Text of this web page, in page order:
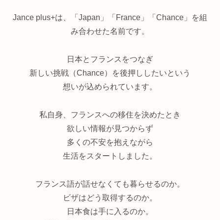
Jance plus+は、「Japan」「France」「Chance」を組
み合わせた名前です。
日本とフランスをつなぎ
新しい挑戦（Chance）を後押ししたいという
想いが込められています。
私自身、フランスへの移住を決めたとき
欲しい情報が見つからず
多くの不安を抱えながら
生活をスタートしました。
フランス語が話せなくても暮らせるのか。
ビザはどう取得するのか。
日本食は手に入るのか。